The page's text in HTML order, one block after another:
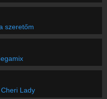
szeretőm
Lady